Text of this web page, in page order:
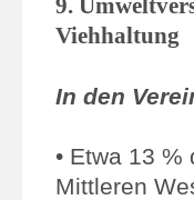
9.
Viehhaltung
In den
• Etwa 13
Mittleren